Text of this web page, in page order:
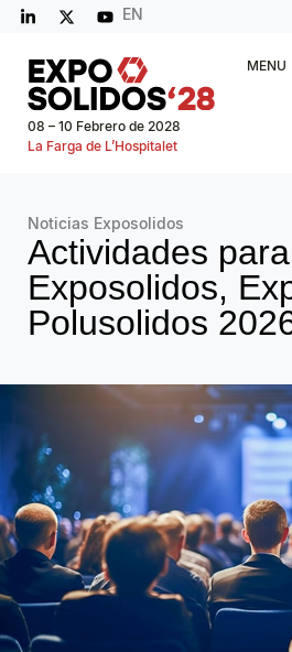
EN
08 – 10 Febrero de 2028
La Farga de L’Hospitalet
MENU
Noticias Exposolidos
Actividades
Exposolidos,
Polusolidos